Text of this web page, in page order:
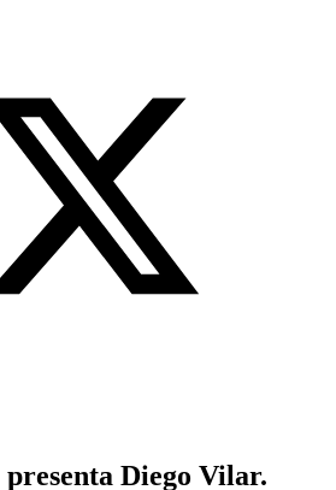
presenta Diego Vilar.